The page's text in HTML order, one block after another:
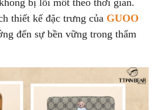
bị lỗi mốt theo thời gian.
thiết kế đặc trưng của GUOO
đến sự bền vững trong thẩm